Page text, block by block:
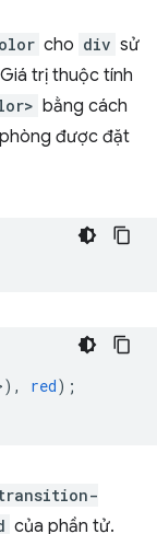
cho div sử
trị thuộc tính
bằng cách
được đặt
), red);
của phần tử.